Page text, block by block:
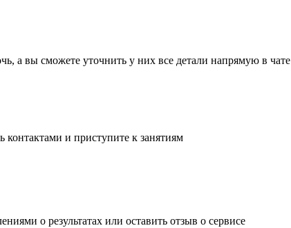
а вы сможете уточнить у них все детали напрямую в чате
контактами и приступите к занятиям
о результатах или оставить отзыв о сервисе